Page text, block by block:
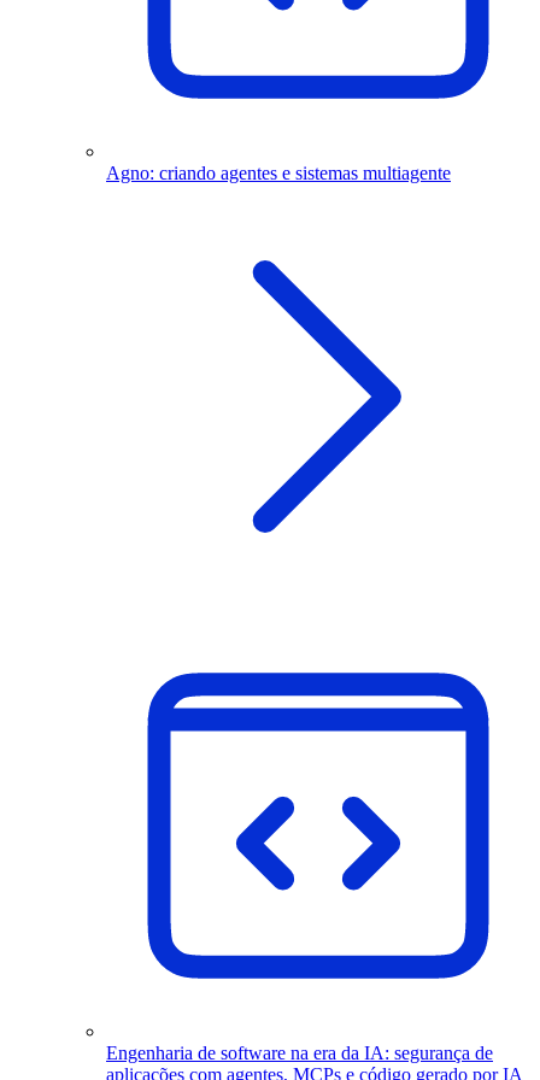
Agno: criando agentes e sistemas multiagente
Engenharia de software na era da IA: segurança de
aplicações com agentes, MCPs e código gerado por IA